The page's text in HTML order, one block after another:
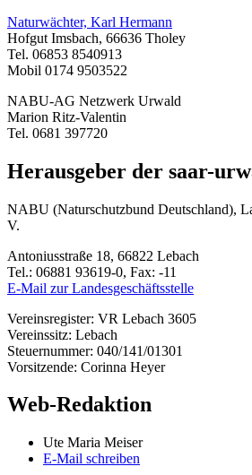
Naturwächter, Karl Hermann
Hofgut Imsbach, 66636 Tholey
Tel. 06853 8540913
Mobil 0174 9503522
NABU-AG Netzwerk Urwald
Marion Ritz-Valentin
Tel. 0681 397720
Herausgeber der saar-
NABU (Naturschutzbund Deutschland),
V.
Antoniusstraße 18, 66822 Lebach
Tel.: 06881 93619-0, Fax: -11
E-Mail zur Landesgeschäftsstelle
Vereinsregister: VR Lebach 3605
Vereinssitz: Lebach
Steuernummer: 040/141/01301
Vorsitzende: Corinna Heyer
Web-Redaktion
Ute Maria Meiser
E-Mail schreiben